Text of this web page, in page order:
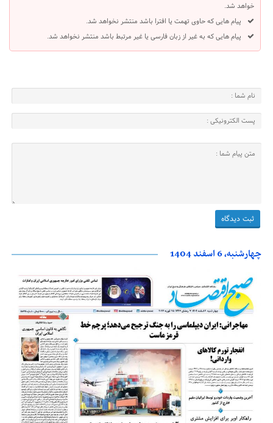
خواهد شد.
پیام هایی که حاوی تهمت یا افترا باشد منتشر نخواهد شد.
پیام هایی که به غیر از زبان فارسی یا غیر مرتبط باشد منتشر نخواهد شد.
چهارشنبه، 6 اسفند 1404